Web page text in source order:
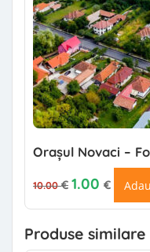
Orașul Novaci –
10.00€
Prețul inițial a
1.00 €
Produse similare